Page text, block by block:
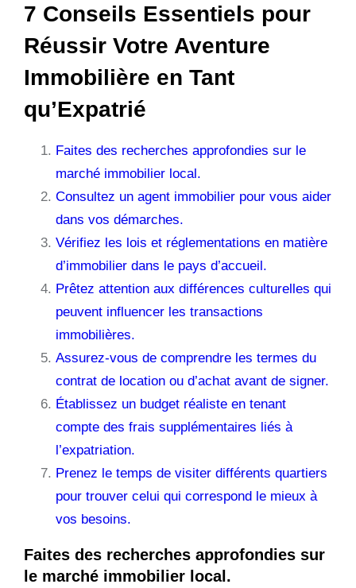
7 Conseils Essentiels pour
Réussir Votre Aventure
Immobilière en Tant
qu’Expatrié
Faites des recherches approfondies sur le
marché immobilier local.
Consultez un agent immobilier pour vous aider
dans vos démarches.
Vérifiez les lois et réglementations en matière
d’immobilier dans le pays d’accueil.
Prêtez attention aux différences culturelles qui
peuvent influencer les transactions
immobilières.
Assurez-vous de comprendre les termes du
contrat de location ou d’achat avant de signer.
Établissez un budget réaliste en tenant
compte des frais supplémentaires liés à
l’expatriation.
Prenez le temps de visiter différents quartiers
pour trouver celui qui correspond le mieux à
vos besoins.
Faites des recherches approfondies sur
le marché immobilier local.